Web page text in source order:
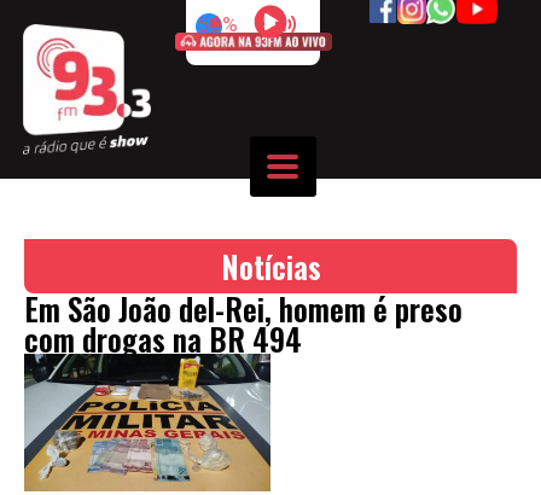
50%
Notícias
Em São João del-Rei, homem é preso
com drogas na BR 494